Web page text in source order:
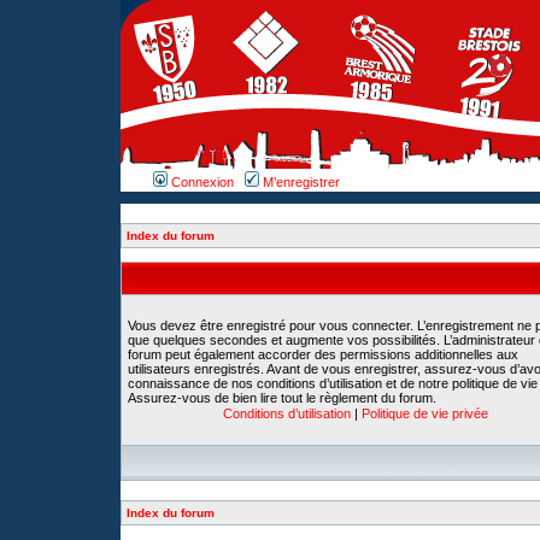
Connexion M’enregistrer
Index du forum
Vous devez être enregistré pour vous connecter. L’enregistrement ne
que quelques secondes et augmente vos possibilités. L’administrateur
forum peut également accorder des permissions additionnelles aux
utilisateurs enregistrés. Avant de vous enregistrer, assurez-vous
connaissance de nos conditions d’utilisation et de notre politique de
Assurez-vous de bien lire tout le règlement du forum.
Conditions d’utilisation | Politique de vie privée
Index du forum